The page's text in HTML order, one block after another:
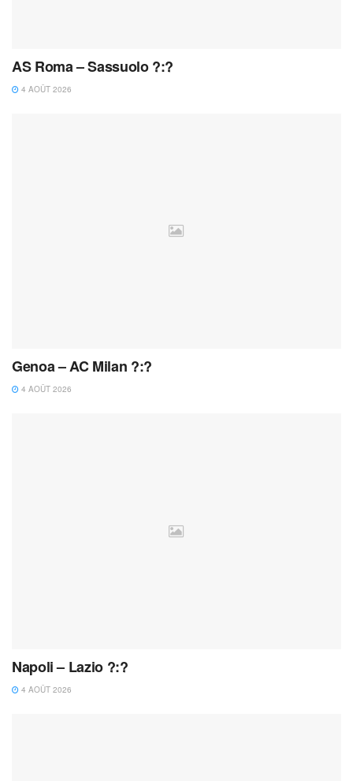
AS Roma – Sassuolo ?:?
4 AOÛT 2026
Genoa – AC Milan ?:?
4 AOÛT 2026
Napoli – Lazio ?:?
4 AOÛT 2026